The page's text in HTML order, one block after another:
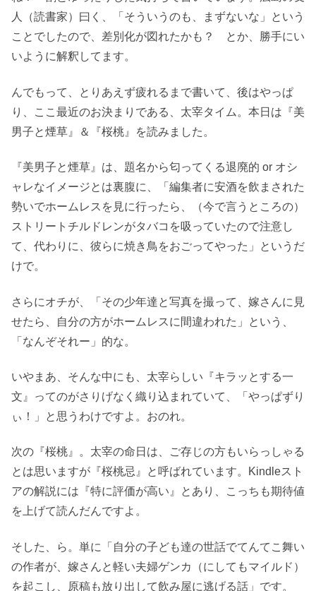
人（読書家）曰く、「そういうのも、まずないな」という
ことでしたので、差別化が図れたかも？ とか、勝手にい
いように解釈してます。
んでもって、とりあえず疲れるまで書いて、後はやっぱ
り、ここ最近のお決まりである、太宰タイム。本日は『美
男子と煙草』＆『桜桃』を読みました。
『美男子と煙草』は、題名から匂ってくる退廃的 or オシ
ャレなイメージとは裏腹に、「編集者に安酒を飲まされた
勢いでホームレスを見に行ったら、（今で言うところの）
ストリートチルドレンがタバコを吸っていたので注意し
て、代わりに、彼らに焼き鳥をおごってやった」というだ
けで。
さらにオチが、「その少年達と写真を撮って、嫁さんに見
せたら、自分の方がホームレスに間違われた」という、
「なんぞそれー」的な。
いやまあ、そんな中にも、太宰らしい『キラッとする一
文』ってのがさりげなく織り込まれていて、「やっぱずり
ぃ！」と思うわけですよ。おのれ。
次の『桜桃』。太宰の命日は、ご存じの方もいらっしゃる
とは思いますが『桜桃忌』と呼ばれています。Kindleスト
アの解説には『特に評価が高い』とあり、こっちも期待値
を上げて読んだんですよ。
そした、ら。単に「自分の子ども達の世話でてんてこ舞い
の作者が、嫁さんと軽い夫婦ゲンカ（にしてもマイルド）
を起こし、原稿も放り出して飲み屋に逃げる話」です。